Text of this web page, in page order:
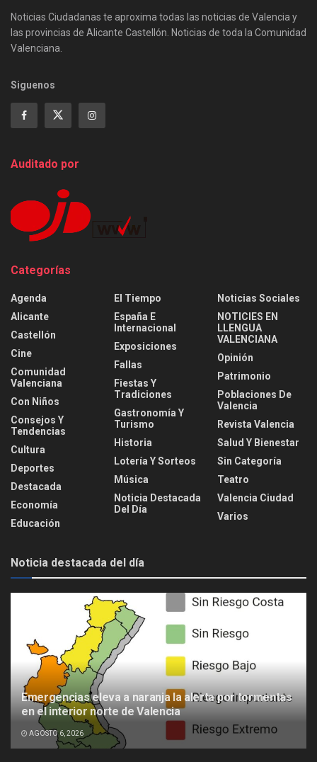
Noticias Ciudadanas te aproxima todas las noticias de Valencia y
las provincias de Alicante Castellón. Noticias de toda la Comunidad
Valenciana.
Siguenos
Auditado por
Categorías
Agenda
Alicante
Castellón
Cine
Comunidad
Valenciana
Con Niños
Consejos Y
Tendencias
Cultura
Deportes
Destacada
Economía
Educación
El Tiempo
España E
Internacional
Exposiciones
Fallas
Fiestas Y
Tradiciones
Gastronomía Y
Turismo
Historia
Lotería Y Sorteos
Música
Noticia Destacada
Del Día
Noticias Sociales
NOTICIES EN
LLENGUA
VALENCIANA
Opinión
Patrimonio
Poblaciones De
Valencia
Revista Valencia
Salud Y Bienestar
Sin Categoría
Teatro
Valencia Ciudad
Varios
Noticia destacada del día
Emergencias eleva a naranja la alerta por tormentas
en el interior norte de Valencia
AGOSTO 6, 2026